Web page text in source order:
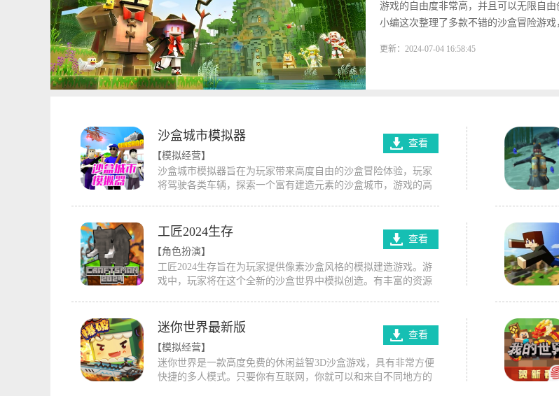
游戏的自由度非常高，并且可以无限自
小编这次整理了多款不错的沙盒冒险游
更新：2024-07-04 16:58:45
沙盒城市模拟器
【模拟经营】
查看
沙盒城市模拟器旨在为玩家带来高度自由的沙盒冒险体验，玩家
将驾驶各类车辆，探索一个富有建造元素的沙盒城市，游戏的高
驾驶车辆还是进行激烈的战斗，都能获得无尽的创意与快乐。想
工匠2024生存
【角色扮演】
查看
工匠2024生存旨在为玩家提供像素沙盒风格的模拟建造游戏。游
戏中，玩家将在这个全新的沙盒世界中模拟创造。有丰富的资源
具和武器，探索地图并与不同的怪物决斗，体验有趣的沙盒冒
迷你世界最新版
【模拟经营】
查看
迷你世界是一款高度免费的休闲益智3D沙盒游戏，具有非常方便
快捷的多人模式。只要你有互联网，你就可以和来自不同地方的